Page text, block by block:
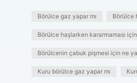
Börülce gaz yapar mı Börülce
Börülce haşlarken kararmaması
Börülcenin çabuk pişmesi için ne
Kuru börülce gaz yapar mı